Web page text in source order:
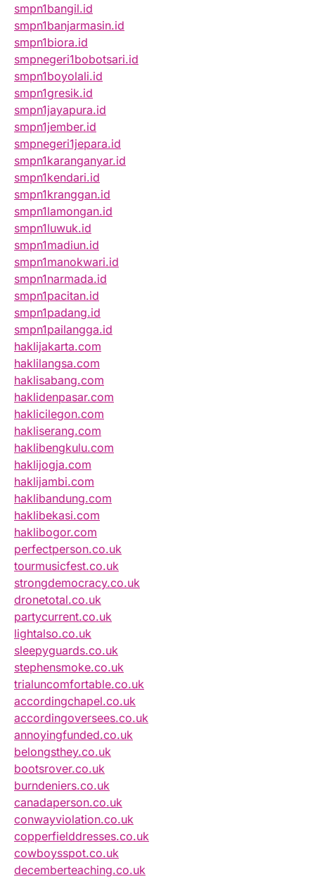
smpn1bangil.id
smpn1banjarmasin.id
smpn1biora.id
smpnegeri1bobotsari.id
smpn1boyolali.id
smpn1gresik.id
smpn1jayapura.id
smpn1jember.id
smpnegeri1jepara.id
smpn1karanganyar.id
smpn1kendari.id
smpn1kranggan.id
smpn1lamongan.id
smpn1luwuk.id
smpn1madiun.id
smpn1manokwari.id
smpn1narmada.id
smpn1pacitan.id
smpn1padang.id
smpn1pailangga.id
haklijakarta.com
haklilangsa.com
haklisabang.com
haklidenpasar.com
haklicilegon.com
hakliserang.com
haklibengkulu.com
haklijogja.com
haklijambi.com
haklibandung.com
haklibekasi.com
haklibogor.com
perfectperson.co.uk
tourmusicfest.co.uk
strongdemocracy.co.uk
dronetotal.co.uk
partycurrent.co.uk
lightalso.co.uk
sleepyguards.co.uk
stephensmoke.co.uk
trialuncomfortable.co.uk
accordingchapel.co.uk
accordingoversees.co.uk
annoyingfunded.co.uk
belongsthey.co.uk
bootsrover.co.uk
burndeniers.co.uk
canadaperson.co.uk
conwayviolation.co.uk
copperfielddresses.co.uk
cowboysspot.co.uk
decemberteaching.co.uk